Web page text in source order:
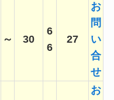
～ 30
6
6
27
お
問
い
合
せ
お